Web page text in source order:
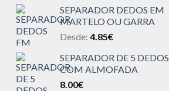
SEPARADOR DEDOS EM
MARTELO OU GARRA
Desde: 4.85€
SEPARADOR DE 5 DEDOS
COM ALMOFADA
8.00€